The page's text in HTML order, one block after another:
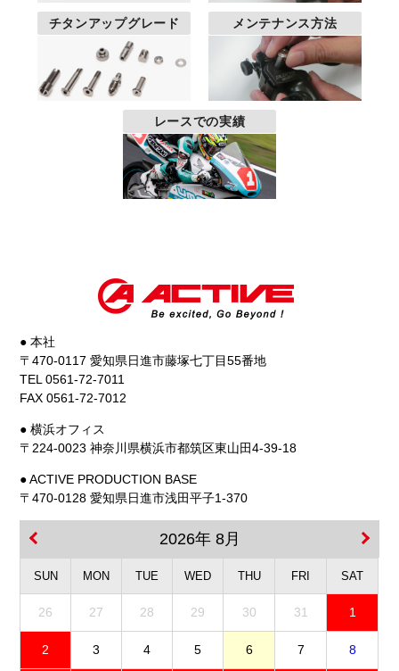
チタンアップグレード メンテナンス方法
レースでの実績
● 本社
〒470-0117 愛知県日進市藤塚七丁目55番地
TEL 0561-72-7011
FAX 0561-72-7012
● 横浜オフィス
〒224-0023 神奈川県横浜市都筑区東山田4-39-18
● ACTIVE PRODUCTION BASE
〒470-0128 愛知県日進市浅田平子1-370
2026年 8月
SUN MON TUE WED THU FRI SAT
26 27 28 29 30 31 1
2 3 4 5 6 7 8